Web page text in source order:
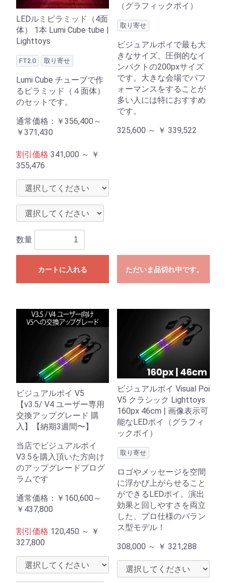
LEDルミピラミッド（4面
体） 1本 Lumi Cube tube |
Lighttoys
FT2.0 取り寄せ
Lumi Cube チューブで作
るピラミッド（４面体）
のセットです。
通常価格： ￥356,400～
￥371,430
割引価格 341,000 ～ ￥
355,476
数量
カートに入れる
（グラフィックポイ）
取り寄せ
ビジュアルポイで最も大
きなサイズ、圧倒的なイ
ンパクトの200pxサイズ
です。大きな会場でパフ
ォーマンスをすることが
多い人には特におすすめ
です。
325,600 ～ ￥ 339,522
ただいま品切れ中です。
ビジュアルポイ V5
【v3.5/ V4 ユーザー専用
交換アップグレード 購
入】【納期3週間〜】
当店でビジュアルポイ
V3.5を購入頂いた方向け
のアップグレードプログ
ラムです
通常価格： ￥160,600～
￥437,800
割引価格 120,450 ～ ￥
327,800
ビジュアルポイ Visual Poi
V5 クラシック Lighttoys
160px 46cm | 画像表示可
能なLEDポイ（グラフィ
ックポイ）
取り寄せ
ロゴやメッセージを空間
に浮かび上がらせること
ができるLEDポイ。演出
効果と回しやすさを両立
した、プロ仕様のバラン
ス型モデル！
308,000 ～ ￥ 321,288